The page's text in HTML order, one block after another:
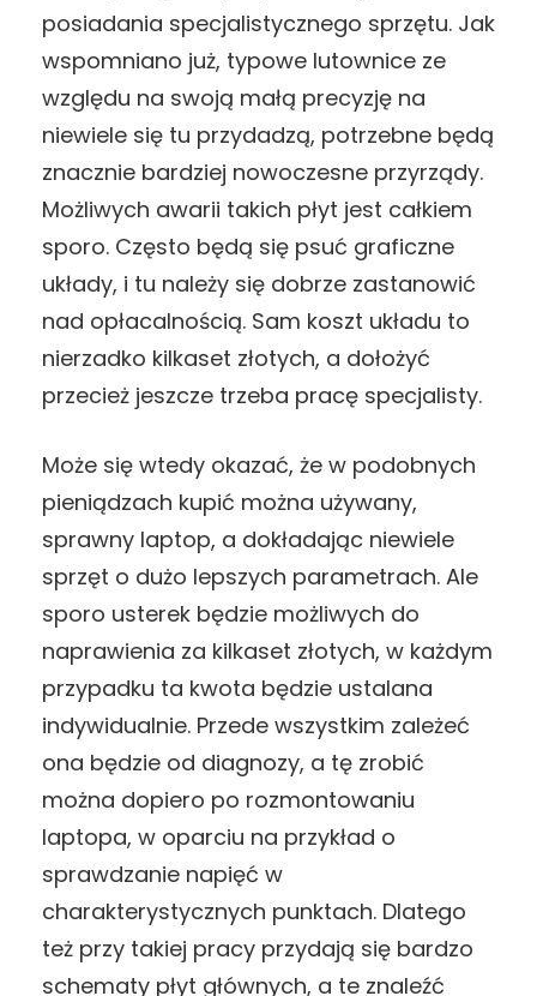
posiadania specjalistycznego sprzętu. Jak
wspomniano już, typowe lutownice ze
względu na swoją małą precyzję na
niewiele się tu przydadzą, potrzebne będą
znacznie bardziej nowoczesne przyrządy.
Możliwych awarii takich płyt jest całkiem
sporo. Często będą się psuć graficzne
układy, i tu należy się dobrze zastanowić
nad opłacalnością. Sam koszt układu to
nierzadko kilkaset złotych, a dołożyć
przecież jeszcze trzeba pracę specjalisty.
Może się wtedy okazać, że w podobnych
pieniądzach kupić można używany,
sprawny laptop, a dokładając niewiele
sprzęt o dużo lepszych parametrach. Ale
sporo usterek będzie możliwych do
naprawienia za kilkaset złotych, w każdym
przypadku ta kwota będzie ustalana
indywidualnie. Przede wszystkim zależeć
ona będzie od diagnozy, a tę zrobić
można dopiero po rozmontowaniu
laptopa, w oparciu na przykład o
sprawdzanie napięć w
charakterystycznych punktach. Dlatego
też przy takiej pracy przydają się bardzo
schematy płyt głównych, a te znaleźć